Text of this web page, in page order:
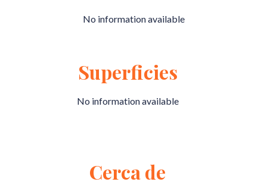
No information available
Superficies
No information available
Cerca de